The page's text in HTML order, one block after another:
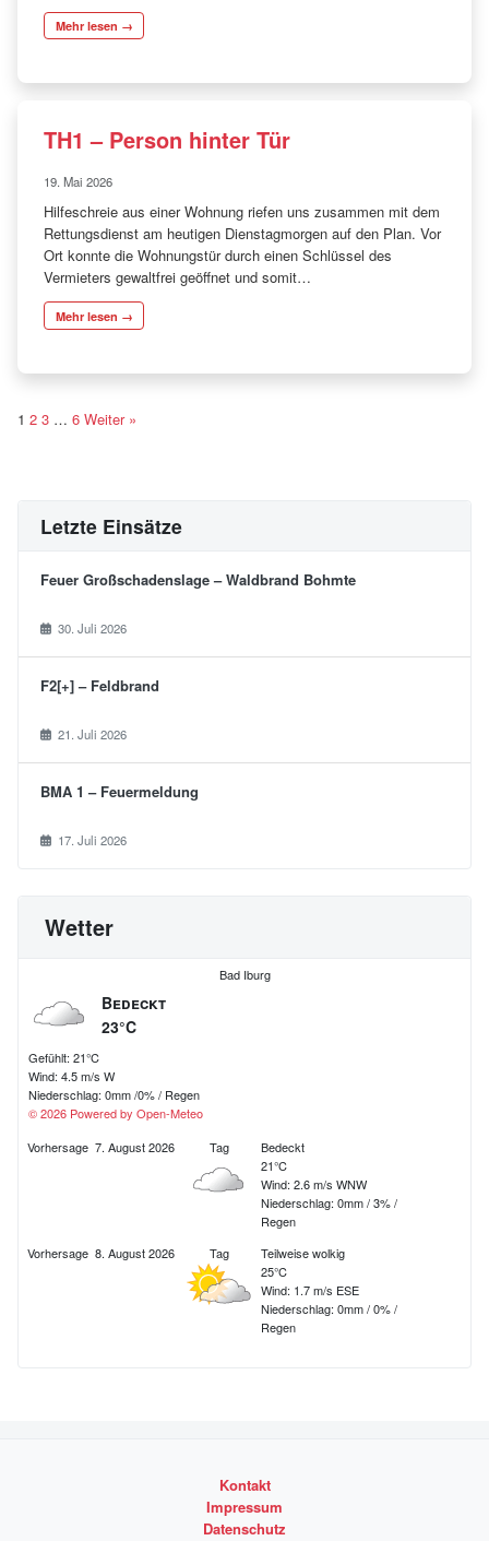
Mehr lesen →
TH1 – Person hinter Tür
19. Mai 2026
Hilfeschreie aus einer Wohnung riefen uns zusammen mit dem
Rettungsdienst am heutigen Dienstagmorgen auf den Plan. Vor
Ort konnte die Wohnungstür durch einen Schlüssel des
Vermieters gewaltfrei geöffnet und somit…
Mehr lesen →
S
m
g
d
e
r
1 2 3 … 6 Weiter »
Letzte Einsätze
Feuer Großschadenslage – Waldbrand Bohmte
30. Juli 2026
F2[+] – Feldbrand
21. Juli 2026
BMA 1 – Feuermeldung
17. Juli 2026
Wetter
Bad Iburg
Bedeckt
23°C
Gefühlt: 21°C
Wind: 4.5 m/s W
Niederschlag: 0mm/0%/ Regen
© 2026 Powered by Open-Meteo
Vorhersage 7. August 2026 Tag
Bedeckt
21°C
Wind: 2.6 m/s WNW
Niederschlag: 0mm/3%/
Regen
Vorhersage 8. August 2026 Tag
Teilweise wolkig
25°C
Wind: 1.7 m/s ESE
Niederschlag: 0mm/0%/
Regen
Kontakt
Impressum
Datenschutz